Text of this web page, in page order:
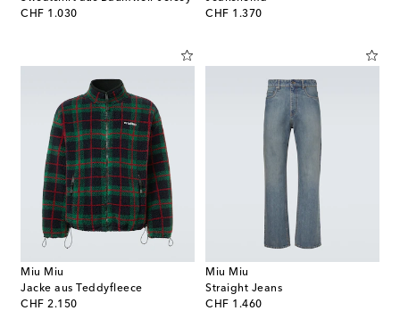
CHF 1.030
original price
CHF 1.370
original price
Miu Miu
Jacke aus Teddyfleece
CHF 2.150
original price
Miu Miu
Straight Jeans
CHF 1.460
original price